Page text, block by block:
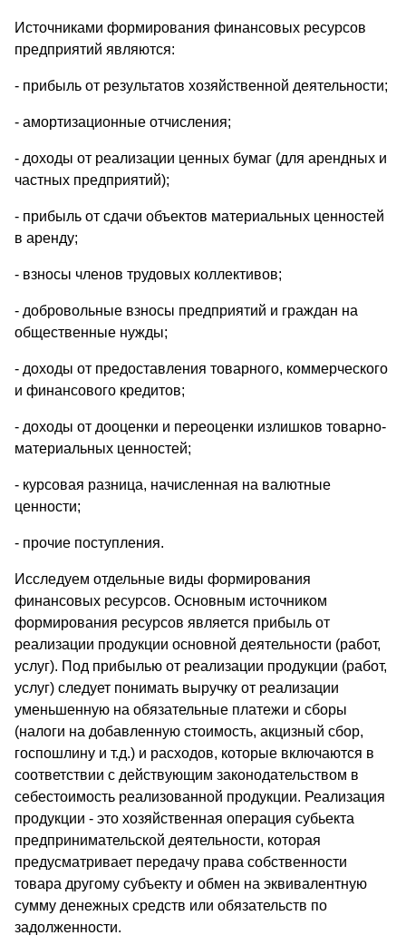
Источниками формирования финансовых ресурсов
предприятий являются:
- прибыль от результатов хозяйственной деятельности;
- амортизационные отчисления;
- доходы от реализации ценных бумаг (для арендных и
частных предприятий);
- прибыль от сдачи объектов материальных ценностей
в аренду;
- взносы членов трудовых коллективов;
- добровольные взносы предприятий и граждан на
общественные нужды;
- доходы от предоставления товарного, коммерческого
и финансового кредитов;
- доходы от дооценки и переоценки излишков товарно-
материальных ценностей;
- курсовая разница, начисленная на валютные
ценности;
- прочие поступления.
Исследуем отдельные виды формирования
финансовых ресурсов. Основным источником
формирования ресурсов является прибыль от
реализации продукции основной деятельности (работ,
услуг). Под прибылью от реализации продукции (работ,
услуг) следует понимать выручку от реализации
уменьшенную на обязательные платежи и сборы
(налоги на добавленную стоимость, акцизный сбор,
госпошлину и т.д.) и расходов, которые включаются в
соответствии с действующим законодательством в
себестоимость реализованной продукции. Реализация
продукции - это хозяйственная операция субьекта
предпринимательской деятельности, которая
предусматривает передачу права собственности
товара другому субъекту и обмен на эквивалентную
сумму денежных средств или обязательств по
задолженности.